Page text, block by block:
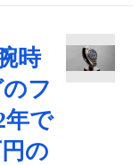
時
フ
年で
の